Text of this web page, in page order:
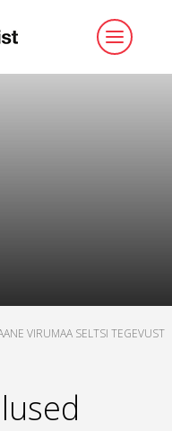
VIRUMAA SELTSI TEGEVUST